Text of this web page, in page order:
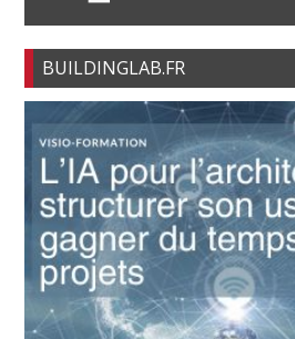
BUILDINGLAB.FR